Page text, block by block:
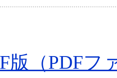
版（PDF